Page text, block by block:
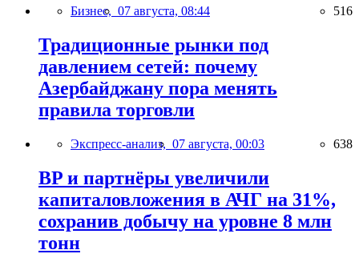
Бизнес, 07 августа, 08:44 516
Традиционные рынки под
давлением сетей: почему
Азербайджану пора менять
правила торговли
Экспресс-анализ, 07 августа, 00:03 638
BP и партнёры увеличили
капиталовложения в АЧГ на 31%,
сохранив добычу на уровне 8 млн
тонн